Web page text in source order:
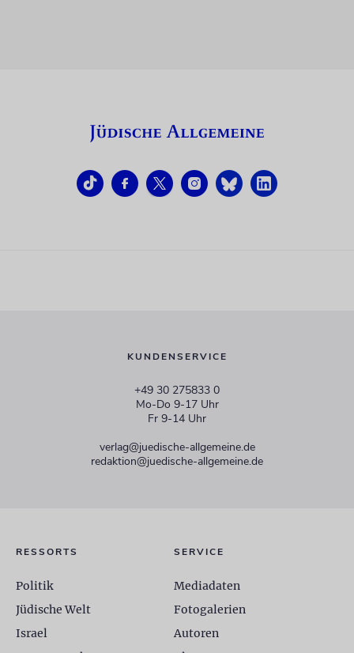
KUNDENSERVICE
+49 30 275833 0
Mo-Do 9-17 Uhr
Fr 9-14 Uhr
verlag@juedische-allgemeine.de
redaktion@juedische-allgemeine.de
RESSORTS
Politik
Jüdische Welt
Israel
SERVICE
Mediadaten
Fotogalerien
Autoren